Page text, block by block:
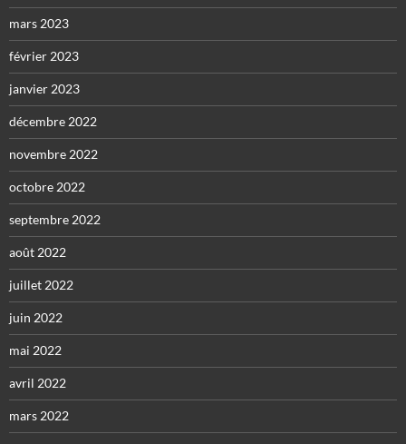
mars 2023
février 2023
janvier 2023
décembre 2022
novembre 2022
octobre 2022
septembre 2022
août 2022
juillet 2022
juin 2022
mai 2022
avril 2022
mars 2022